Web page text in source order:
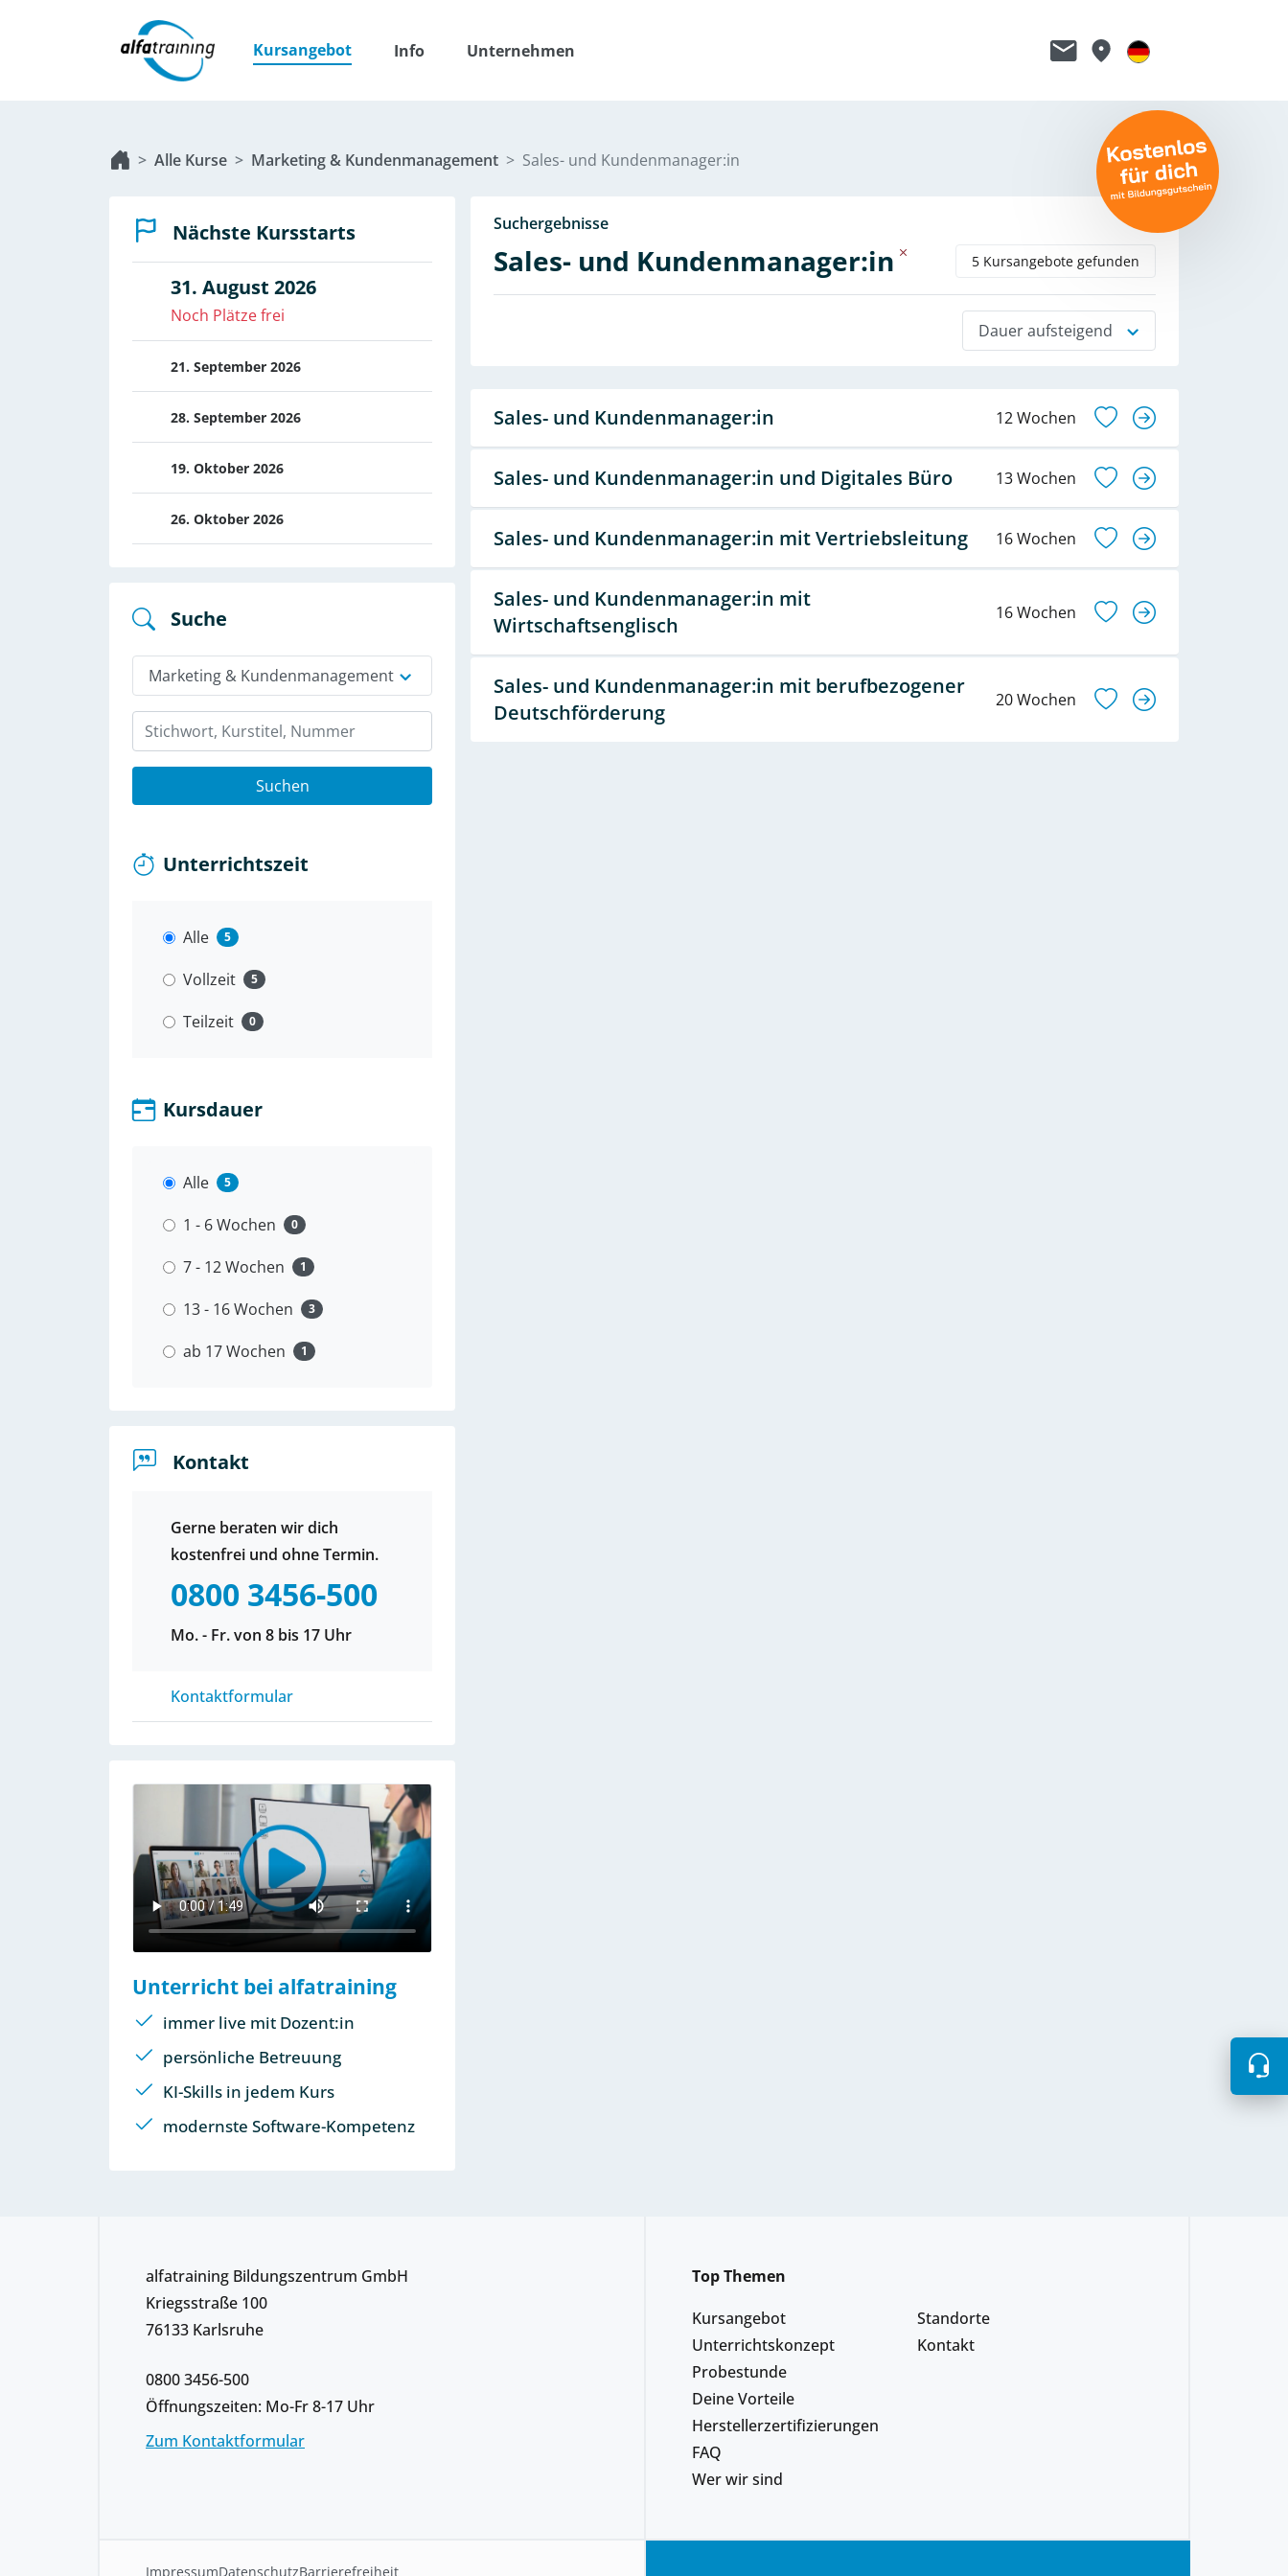
Kursangebot Info Unternehmen
Alle Kurse Marketing & Kundenmanagement Sales- und Kundenmanager:in
Nächste Kursstarts
31. August 2026
Noch Plätze frei
21. September 2026
28. September 2026
19. Oktober 2026
26. Oktober 2026
Suche
Marketing & Kundenmanagement
Suchen
Unterrichtszeit
Unterrichtszeit
5
Alle
5
Vollzeit
0
Teilzeit
Kursdauer
Kursdauer
5
Alle
0
1 - 6 Wochen
1
7 - 12 Wochen
3
13 - 16 Wochen
1
ab 17 Wochen
Kontakt
Gerne beraten wir dich
kostenfrei und ohne Termin.
0800 3456-500
Mo. - Fr. von 8 bis 17 Uhr
Kontaktformular
Unterricht bei alfatraining
immer live mit Dozent:in
persönliche Betreuung
KI-Skills in jedem Kurs
modernste Software-Kompetenz
Suchergebnisse
Sales- und Kundenmanager:in 5 Kursangebote gefunden
Dauer aufsteigend
Sales- und Kundenmanager:in 12 Wochen
Sales- und Kundenmanager:in und Digitales Büro 13 Wochen
Sales- und Kundenmanager:in mit Vertriebsleitung 16 Wochen
Sales- und Kundenmanager:in mit
Wirtschaftsenglisch
16 Wochen
Sales- und Kundenmanager:in mit berufbezogener
Deutschförderung
20 Wochen
alfatraining Bildungszentrum GmbH
Kriegsstraße 100
76133 Karlsruhe
0800 3456-500
Öffnungszeiten: Mo-Fr 8-17 Uhr
Zum Kontaktformular
Top Themen
Kursangebot
Unterrichtskonzept
Probestunde
Deine Vorteile
Herstellerzertifizierungen
FAQ
Wer wir sind
Standorte
Kontakt
ImpressumDatenschutzBarrierefreiheit